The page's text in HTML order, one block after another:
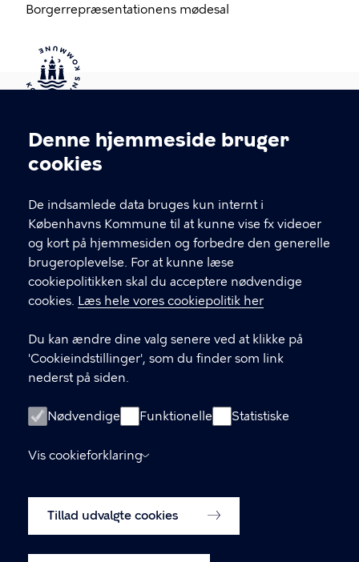
Cookieindstillinger
Denne hjemmeside bruger
cookies
De indsamlede data bruges kun internt i
Københavns Kommune til at kunne vise fx videoer
og kort på hjemmesiden og forbedre den generelle
brugeroplevelse. For at kunne læse
cookiepolitikken skal du acceptere nødvendige
cookies. Læs hele vores cookiepolitik her
Du kan ændre dine valg senere ved at klikke på
'Cookieindstillinger', som du finder som link
nederst på siden.
Nødvendige Funktionelle Statistiske
Vis cookieforklaring
Tillad udvalgte cookies
Borgerrepræsentationens mødesal
Kontakt Københavns Kommune
T
fFind andre kontakter her
CVR-nummer64942212
GENVEJE
Digital Post
Databeskyttelse
Tilgængelighedserklæring
Om hjemmesiden
Cookiepolitik